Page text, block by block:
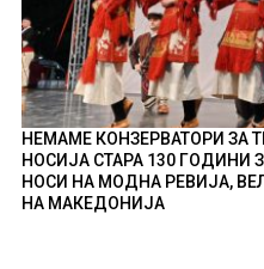
НЕМАМЕ КОНЗЕРВАТОРИ ЗА
НОСИЈА СТАРА 130 ГОДИНИ
НОСИ НА МОДНА РЕВИЈА,
НА МАКЕДОНИЈА